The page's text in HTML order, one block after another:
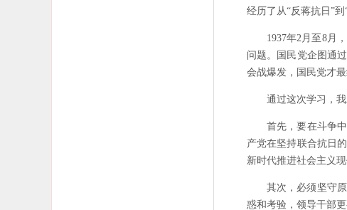
经历了从“反蒋抗日”到
1937年2月至8月
问题。国民党企图通
会战爆发，国民党才最
通过这次学习，
首先，要在斗争
产党在坚持联合抗日
新时代推进社会主义
其次，必须坚守
惑和考验，领导干部